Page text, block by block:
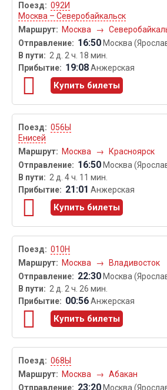
092И
Москва – Северобайкальск
Москва
→
16:50 Москва
2 д. 2 ч. 18 мин.
19:08Анжерская
Купить билеты
056Ы
Енисей
Москва
→ Красноярск
16:50 Москва
2 д. 4 ч. 11 мин.
21:01 Анжерская
Купить билеты
010Н
Москва
→ Владивосток
22:30 Москва
2 д. 2 ч. 26 мин.
00:56Анжерская
Купить билеты
068Ы
Москва
→ Абакан
23:20 Москва